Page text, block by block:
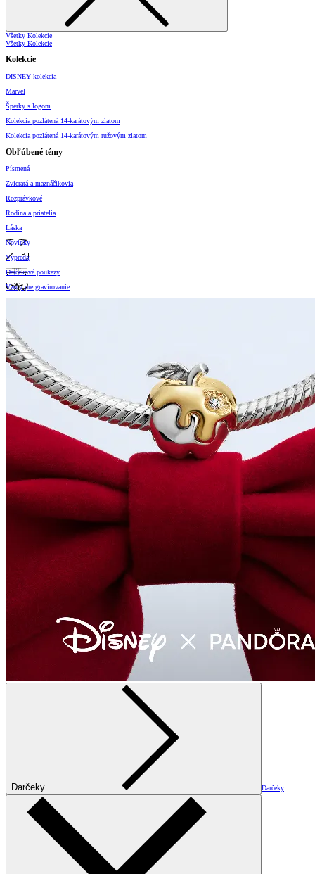
Všetky Kolekcie
Všetky Kolekcie
Kolekcie
DISNEY kolekcia
Marvel
Šperky s logom
Kolekcia pozlátená 14-karátovým zlatom
Kolekcia pozlátená 14-karátovým ružovým zlatom
Obľúbené témy
Písmená
Zvieratá a maznáčikovia
Rozprávkové
Rodina a priatelia
Láska
Novinky
Výpredaj
Darčekové poukazy
Vzory pre gravírovanie
Darčeky Darčeky